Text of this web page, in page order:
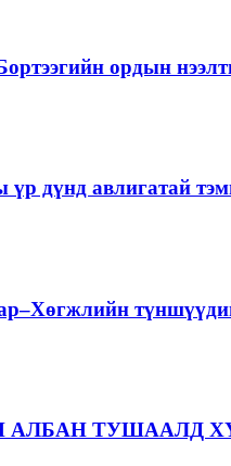
ордын
дүнд авлигатай
ТУШААЛД